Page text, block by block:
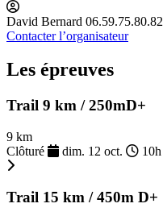
David Bernard 06.59.75.80.82
Contacter l’organisateur
Les épreuves
Trail 9 km / 250mD+
9 km
Clôturé
dim. 12 oct. 10h
Trail 15 km / 450m D+